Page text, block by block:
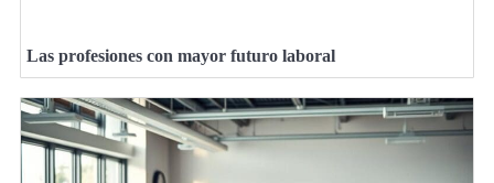
Las profesiones con mayor futuro laboral